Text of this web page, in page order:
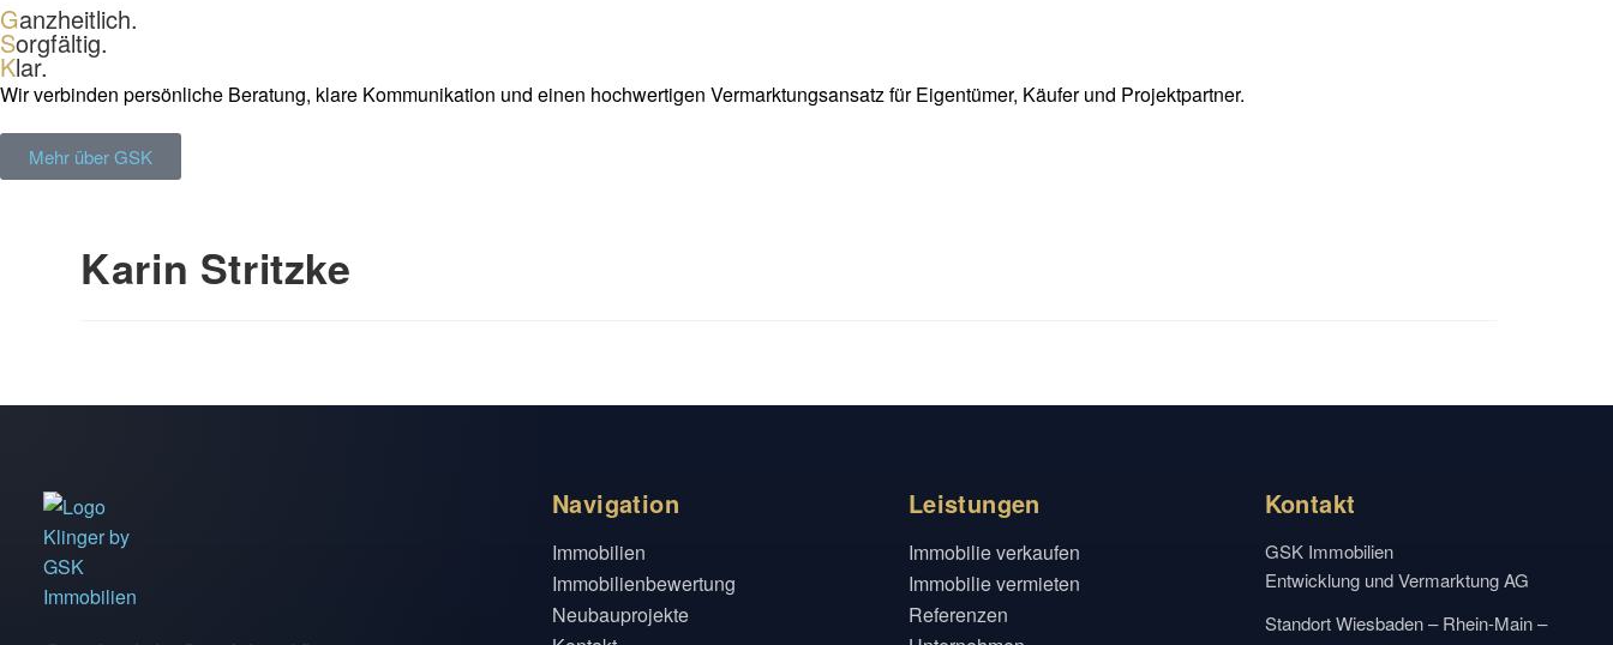
Ganzheitlich.
Sorgfältig.
Klar.
Wir verbinden persönliche Beratung, klare Kommunikation und einen hochwertigen Vermarktungsansatz für Eigentümer, Käufer und Projektpartner.
Mehr über GSK
Karin Stritzke
Navigation
Immobilien
Immobilienbewertung
Neubauprojekte
Leistungen
Immobilie verkaufen
Immobilie vermieten
Referenzen
Kontakt
GSK Immobilien
Entwicklung und Vermarktung AG
Standort Wiesbaden – Rhein-Main –